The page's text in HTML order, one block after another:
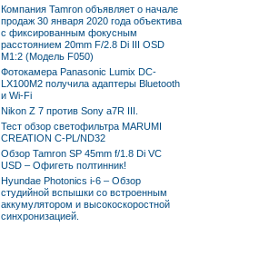
Компания Tamron объявляет о начале
продаж 30 января 2020 года объектива
с фиксированным фокусным
расстоянием 20mm F/2.8 Di III OSD
M1:2 (Модель F050)
Фотокамера Panasonic Lumix DC-
LX100M2 получила адаптеры Bluetooth
и Wi-Fi
Nikon Z 7 против Sony a7R III.
Тест обзор светофильтра MARUMI
CREATION C-PL/ND32
Обзор Tamron SP 45mm f/1.8 Di VC
USD – Офигеть полтинник!
Hyundae Photonics i-6 – Обзор
студийной вспышки со встроенным
аккумулятором и высокоскоростной
синхронизацией.